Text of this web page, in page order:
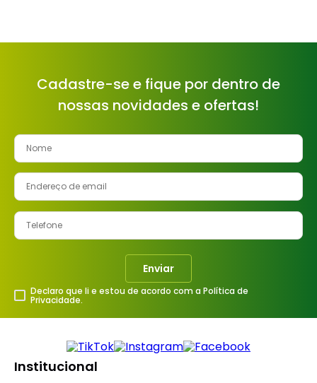
Cadastre-se e fique por dentro de
nossas novidades e ofertas!
Enviar
Declaro que li e estou de acordo com a Política de
Privacidade.
Institucional